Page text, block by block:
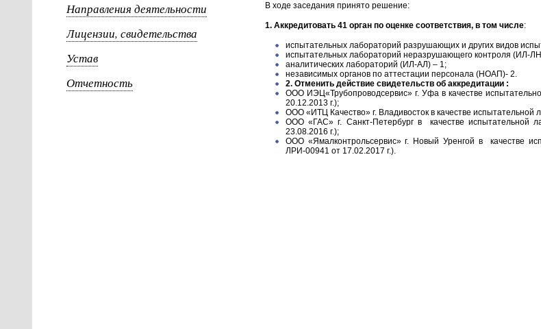
Направления деятельности
Лицензии, свидетельства
Устав
Отчетность
В ходе заседания принято решение:
1. Аккредитовать 41 орган по оценке соответствия, в том числе:
испытательных лабораторий разрушающих и других видов
испытательных лабораторий неразрушающего контроля (ИЛ-
аналитических лабораторий (ИЛ-АЛ) – 1;
независимых органов по аттестации персонала (НОАП)- 2.
2. Отменить действие свидетельств об аккредитации :
ООО ИЭЦ«Трубопроводсервис» г. Уфа в качестве
20.12.2013 г.);
ООО «ИТЦ Качество» г. Владивосток в качестве
ООО «ГАС» г. Санкт-Петербург в качестве
23.08.2016 г.);
ООО «Ямалконтрольсервис» г. Новый Уренгой в качестве
ЛРИ-00941 от 17.02.2017 г.).